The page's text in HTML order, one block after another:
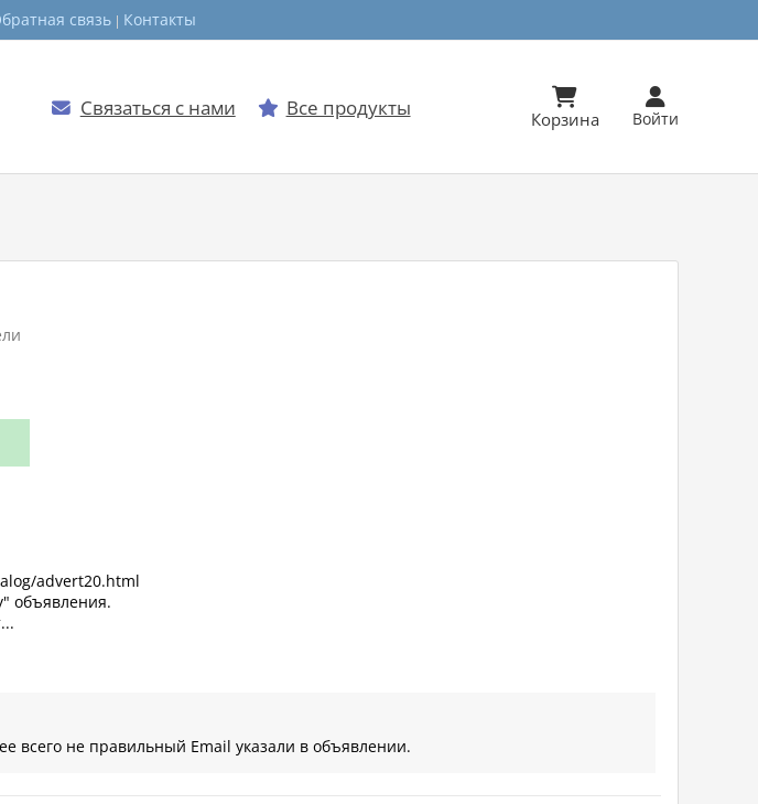
связь Контакты
 Связаться с нами  Все продукты

Корзина

Войти
advert20.html
объявления.
всего не правильный Email указали в объявлении.